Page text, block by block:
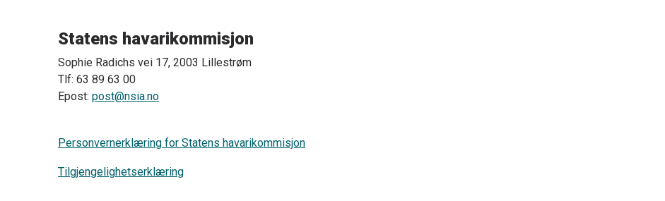
Statens havarikommisjon
Sophie Radichs vei 17, 2003 Lillestrøm
Tlf: 63 89 63 00
Epost: post@nsia.no
Personvernerklæring for Statens havarikommisjon
Tilgjengelighetserklæring